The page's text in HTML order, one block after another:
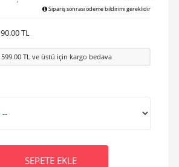
Sipariş sonrası ödeme bildirimi gereklidir
90.00TL
599.00TL ve üstü için kargo bedava
SEPETE EKLE